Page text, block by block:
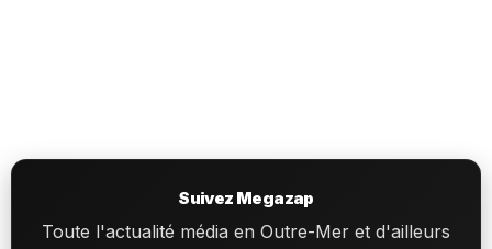
Suivez Megazap
Toute l'actualité média en Outre-Mer et d'ailleurs